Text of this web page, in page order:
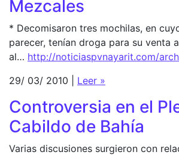
Mezcales
* Decomisaron tres mochilas, en
parecer, tenían droga para su venta
al… http://noticiaspvnayarit.com/
29/ 03/ 2010 | Leer »
Controversia en el
Cabildo de Bahía
Varias discusiones surgieron con